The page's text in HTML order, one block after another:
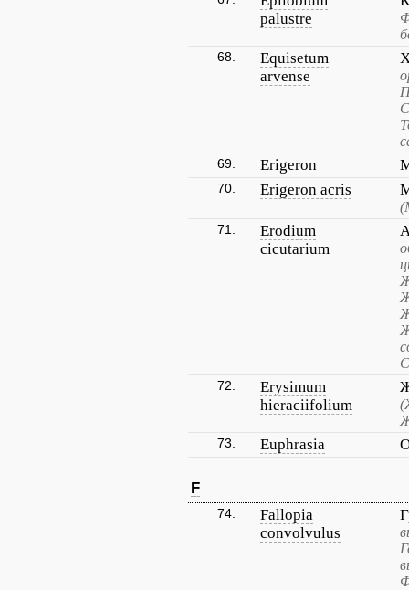
palustre
68.
Equisetum
arvense
69. Erigeron
70. Erigeron acris
71.
Erodium
cicutarium
72.
Erysimum
hieraciifolium
73. Euphrasia
F
74.
Fallopia
convolvulus